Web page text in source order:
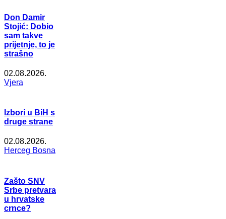
Don Damir
Stojić: Dobio
sam takve
prijetnje, to je
strašno
02.08.2026.
Vjera
Izbori u BiH s
druge strane
02.08.2026.
Herceg Bosna
Zašto SNV
Srbe pretvara
u hrvatske
crnce?